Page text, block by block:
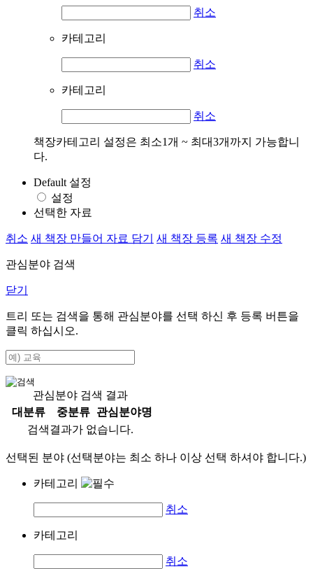
취소
카테고리
취소
카테고리
취소
책장카테고리 설정은 최소1개 ~ 최대3개까지 가능합니
다.
Default 설정
설정
선택한 자료
취소 새 책장 만들어 자료 담기 새 책장 등록 새 책장 수정
관심분야 검색
닫기
트리 또는 검색을 통해 관심분야를 선택 하신 후 등록 버튼을
클릭 하십시오.
관심분야 검색 결과
대분류
중분류
관심분야명
검색결과가 없습니다.
선택된 분야 (선택분야는 최소 하나 이상 선택 하셔야 합니다.)
카테고리
취소
카테고리
취소